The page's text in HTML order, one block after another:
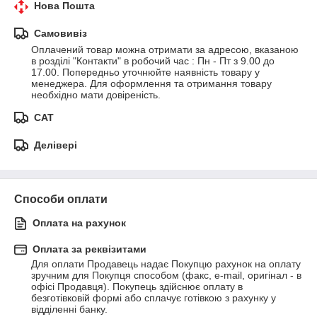
Нова Пошта
Самовивіз
Оплачений товар можна отримати за адресою, вказаною
в розділі "Контакти" в робочий час : Пн - Пт з 9.00 до
17.00. Попередньо уточнюйте наявність товару у
менеджера. Для оформлення та отримання товару
необхідно мати довіреність.
САТ
Делівері
Способи оплати
Оплата на рахунок
Оплата за реквізитами
Для оплати Продавець надає Покупцю рахунок на оплату
зручним для Покупця способом (факс, e-mail, оригінал - в
офісі Продавця). Покупець здійснює оплату в
безготівковій формі або сплачує готівкою з рахунку у
відділенні банку.